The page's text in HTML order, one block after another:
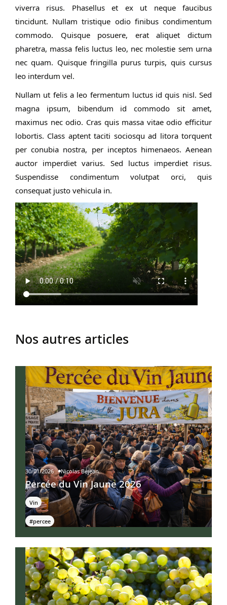
viverra risus. Phasellus et ex ut neque faucibus
tincidunt. Nullam tristique odio finibus condimentum
commodo. Quisque posuere, erat aliquet dictum
pharetra, massa felis luctus leo, nec molestie sem urna
nec quam. Quisque fringilla purus turpis, quis cursus
leo interdum vel.
Nullam ut felis a leo fermentum luctus id quis nisl. Sed
magna ipsum, bibendum id commodo sit amet,
maximus nec odio. Cras quis massa vitae odio efficitur
lobortis. Class aptent taciti sociosqu ad litora torquent
per conubia nostra, per inceptos himenaeos. Aenean
auctor imperdiet varius. Sed luctus imperdiet risus.
Suspendisse condimentum volutpat orci, quis
consequat justo vehicula in.
Nos autres articles
30/01/2026 Nicolas Béjean
Percée du Vin Jaune 2026
Vin
#percee